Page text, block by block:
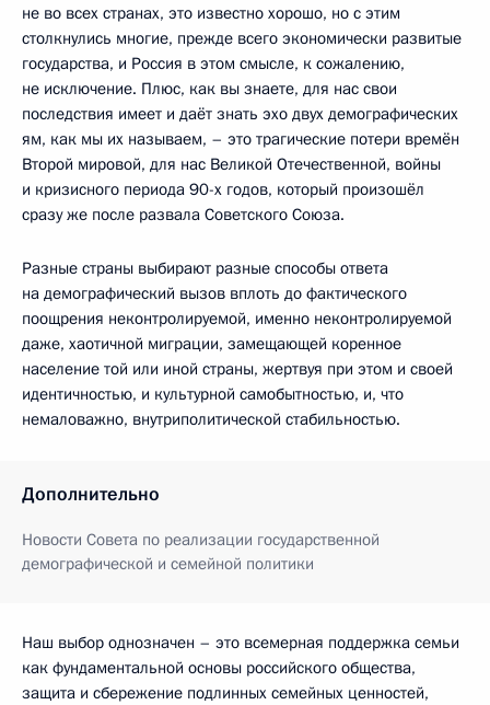
не во всех странах, это известно хорошо, но с этим
столкнулись многие, прежде всего экономически развитые
государства, и Россия в этом смысле, к сожалению,
не исключение. Плюс, как вы знаете, для нас свои
последствия имеет и даёт знать эхо двух демографических
ям, как мы их называем, – это трагические потери времён
Второй мировой, для нас Великой Отечественной, войны
и кризисного периода 90-х годов, который произошёл
сразу же после развала Советского Союза.
Разные страны выбирают разные способы ответа
на демографический вызов вплоть до фактического
поощрения неконтролируемой, именно неконтролируемой
даже, хаотичной миграции, замещающей коренное
население той или иной страны, жертвуя при этом и своей
идентичностью, и культурной самобытностью, и, что
немаловажно, внутриполитической стабильностью.
Дополнительно
Новости Совета по реализации государственной
демографической и семейной политики
Наш выбор однозначен – это всемерная поддержка семьи
как фундаментальной основы российского общества,
защита и сбережение подлинных семейных ценностей,